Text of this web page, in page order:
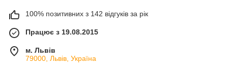
100% позитивних з 142 відгуків за рік
Працює з 19.08.2015
м. Львів
79000, Львів, Україна